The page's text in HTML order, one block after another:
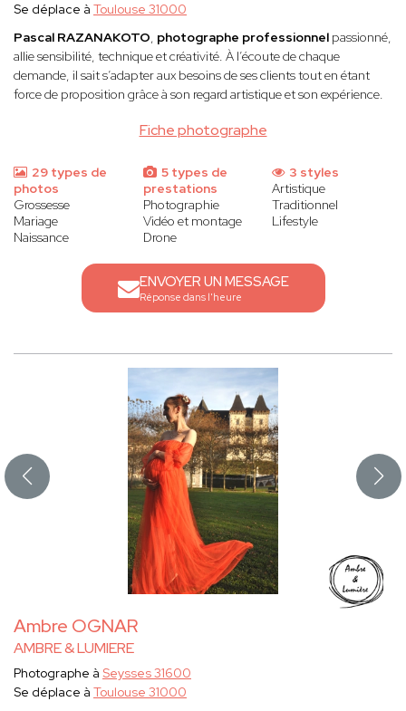
Fiche photographe
Se déplace à Toulouse 31000
Pascal RAZANAKOTO, photographe professionnel passionné,
allie sensibilité, technique et créativité. À l’écoute de chaque
demande, il sait s’adapter aux besoins de ses clients tout en étant
force de proposition grâce à son regard artistique et son expérience.
29 types de
photos
Grossesse
Mariage
Naissance
5 types de
prestations
Photographie
Vidéo et montage
Drone
3 styles
Artistique
Traditionnel
Lifestyle
ENVOYER UN MESSAGE
Réponse dans l'heure
Ambre OGNAR
AMBRE & LUMIERE
Photographe à Seysses 31600
Se déplace à Toulouse 31000